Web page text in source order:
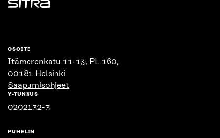
Sitra
OSOITE
Itämerenkatu 11-13, PL 160,
00181 Helsinki
Saapumisohjeet
Y-TUNNUS
0202132-3
PUHELIN